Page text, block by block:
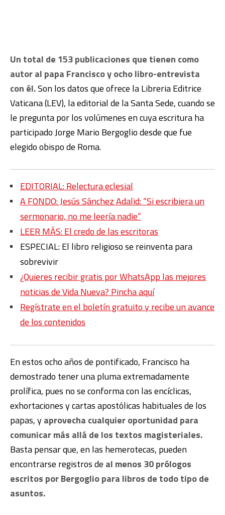
Un total de 153 publicaciones que tienen como
autor al papa Francisco y ocho libro-entrevista
con él.Son los datos que ofrece la Libreria Editrice
Vaticana (LEV), la editorial de la Santa Sede, cuando se
le pregunta por los volúmenes en cuya escritura ha
participado Jorge Mario Bergoglio desde que fue
elegido obispo de Roma.
EDITORIAL: Relectura eclesial
A FONDO: Jesús Sánchez Adalid: “Si escribiera un
sermonario, no me leería nadie”
LEER MÁS: El credo de las escritoras
ESPECIAL: El libro religioso se reinventa para
sobrevivir
¿Quieres recibir gratis por WhatsApp las mejores
noticias de Vida Nueva? Pincha aquí
Regístrate en el boletín gratuito y recibe un avance
de los contenidos
En estos ocho años de pontificado, Francisco ha
demostrado tener una pluma extremadamente
prolífica, pues no se conforma con las encíclicas,
exhortaciones y cartas apostólicas habituales de los
papas, yaprovecha cualquier oportunidad para
comunicar más allá de los textos magisteriales.
Basta pensar que, en las hemerotecas, pueden
encontrarse registros de al menos 30 prólogos
escritos por Bergoglio para libros de todo tipo de
asuntos.